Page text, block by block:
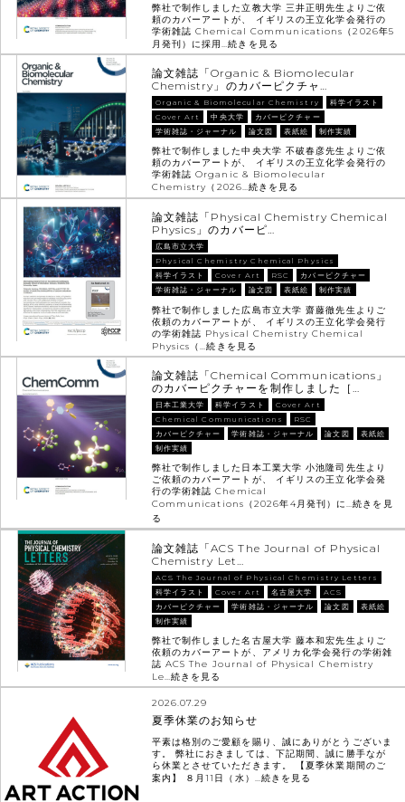
弊社で制作しました立教大学 三井正明先生よりご依
頼のカバーアートが、 イギリスの王立化学会発行の
学術雑誌 Chemical Communications（2026年5
月発刊）に採用…続きを見る
論文雑誌「Organic & Biomolecular
Chemistry」のカバーピクチャ…
Organic & Biomolecular Chemistry
科学イラスト
Cover Art
中央大学
カバーピクチャー
学術雑誌・ジャーナル
論文図 表紙絵 制作実績
弊社で制作しました中央大学 不破春彦先生よりご依
頼のカバーアートが、 イギリスの王立化学会発行の
学術雑誌 Organic & Biomolecular
Chemistry（2026…続きを見る
論文雑誌「Physical Chemistry Chemical
Physics」のカバーピ…
広島市立大学
Physical Chemistry Chemical Physics
科学イラスト
Cover Art RSC
カバーピクチャー
学術雑誌・ジャーナル
論文図 表紙絵 制作実績
弊社で制作しました広島市立大学 齋藤徹先生よりご
依頼のカバーアートが、 イギリスの王立化学会発行
の学術雑誌 Physical Chemistry Chemical
Physics（…続きを見る
論文雑誌「Chemical Communications」
のカバーピクチャーを制作しました［…
日本工業大学 科学イラスト
Cover Art
Chemical Communications
RSC
カバーピクチャー
学術雑誌・ジャーナル 論文図
表紙絵
制作実績
弊社で制作しました日本工業大学 小池隆司先生より
ご依頼のカバーアートが、 イギリスの王立化学会発
行の学術雑誌 Chemical
Communications（2026年4月発刊）に…続きを見
る
論文雑誌「ACS The Journal of Physical
Chemistry Let…
ACS The Journal of Physical Chemistry Letters
科学イラスト
Cover Art 名古屋大学
ACS
カバーピクチャー
学術雑誌・ジャーナル 論文図
表紙絵
制作実績
弊社で制作しました名古屋大学 藤本和宏先生よりご
依頼のカバーアートが、アメリカ化学会発行の学術雑
誌 ACS The Journal of Physical Chemistry
Le…続きを見る
2026.07.29
夏季休業のお知らせ
平素は格別のご愛顧を賜り、誠にありがとうございま
す。 弊社におきましては、下記期間、誠に勝手なが
ら休業とさせていただきます。 【夏季休業期間のご
案内】 ８月11日（水）…続きを見る